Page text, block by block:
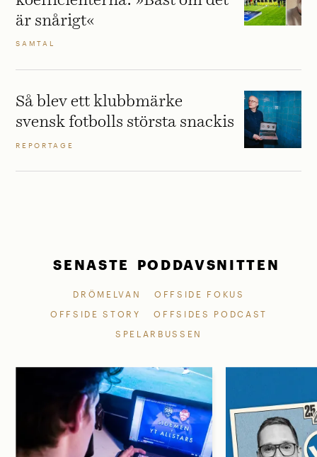
är snårigt«
SAMTAL
Så blev ett klubbmärke
svensk fotbolls största snackis
REPORTAGE
SENASTE PODDAVSNITTEN
DRÖMELVAN
OFFSIDE FOKUS
OFFSIDE STORY
OFFSIDES PODCAST
SPELARBUSSEN